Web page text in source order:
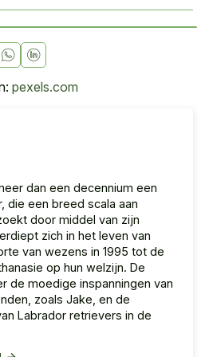
pexels.com
dan een decennium een
die een breed scala aan
door middel van zijn
zich in het leven van
van wezens in 1995 tot de
op hun welzijn. De
de moedige inspanningen van
zoals Jake, en de
Labrador retrievers in de